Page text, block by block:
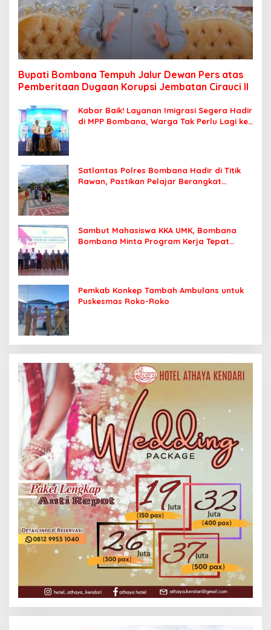
Bupati Bombana Tempuh Jalur Dewan Pers atas
Pemberitaan Dugaan Korupsi Jembatan Cirauci II
Kabar Baik! Layanan Imigrasi Segera Hadir
di MPP Bombana, Warga Tak Perlu Lagi ke
Satlantas Polres Bombana Hadir di Titik
Rawan, Pastikan Pelajar Berangkat
Sambut Mahasiswa KKA UMK, Bombana
Bombana Minta Program Kerja Tepat
Pemkab Konkep Tambah Ambulans untuk
Puskesmas Roko-Roko